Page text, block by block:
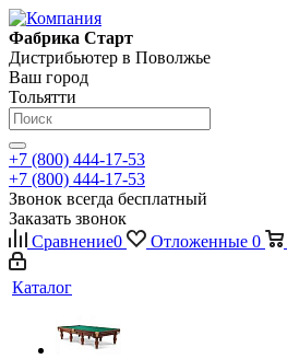
Фабрика Старт
Дистрибьютер в Поволжье
Ваш город
Тольятти
+7 (800) 444-17-53
+7 (800) 444-17-53
Звонок всегда бесплатный
Заказать звонок
Сравнение0 Отложенные 0
Каталог